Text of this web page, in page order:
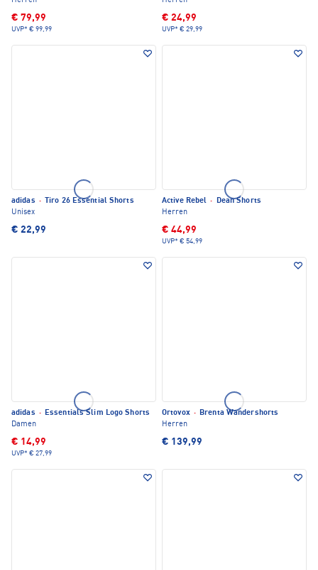
€ 79,99
UVP* € 99,99
€ 24,99
UVP* € 29,99
adidas ·
Tiro 26 Essential Shorts
Unisex
€ 22,99
Active Rebel ·
Dean Shorts
Herren
€ 44,99
UVP* € 54,99
adidas · Essentials Slim Logo Shorts
Damen
€ 14,99
UVP* € 27,99
Ortovox · Brenta Wandershorts
Herren
€ 139,99